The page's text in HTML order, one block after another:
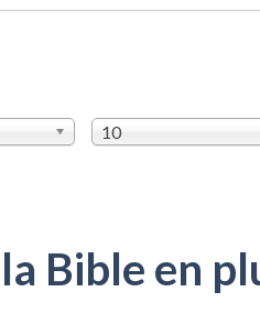
10
Bible en